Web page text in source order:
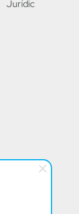
Jurídic